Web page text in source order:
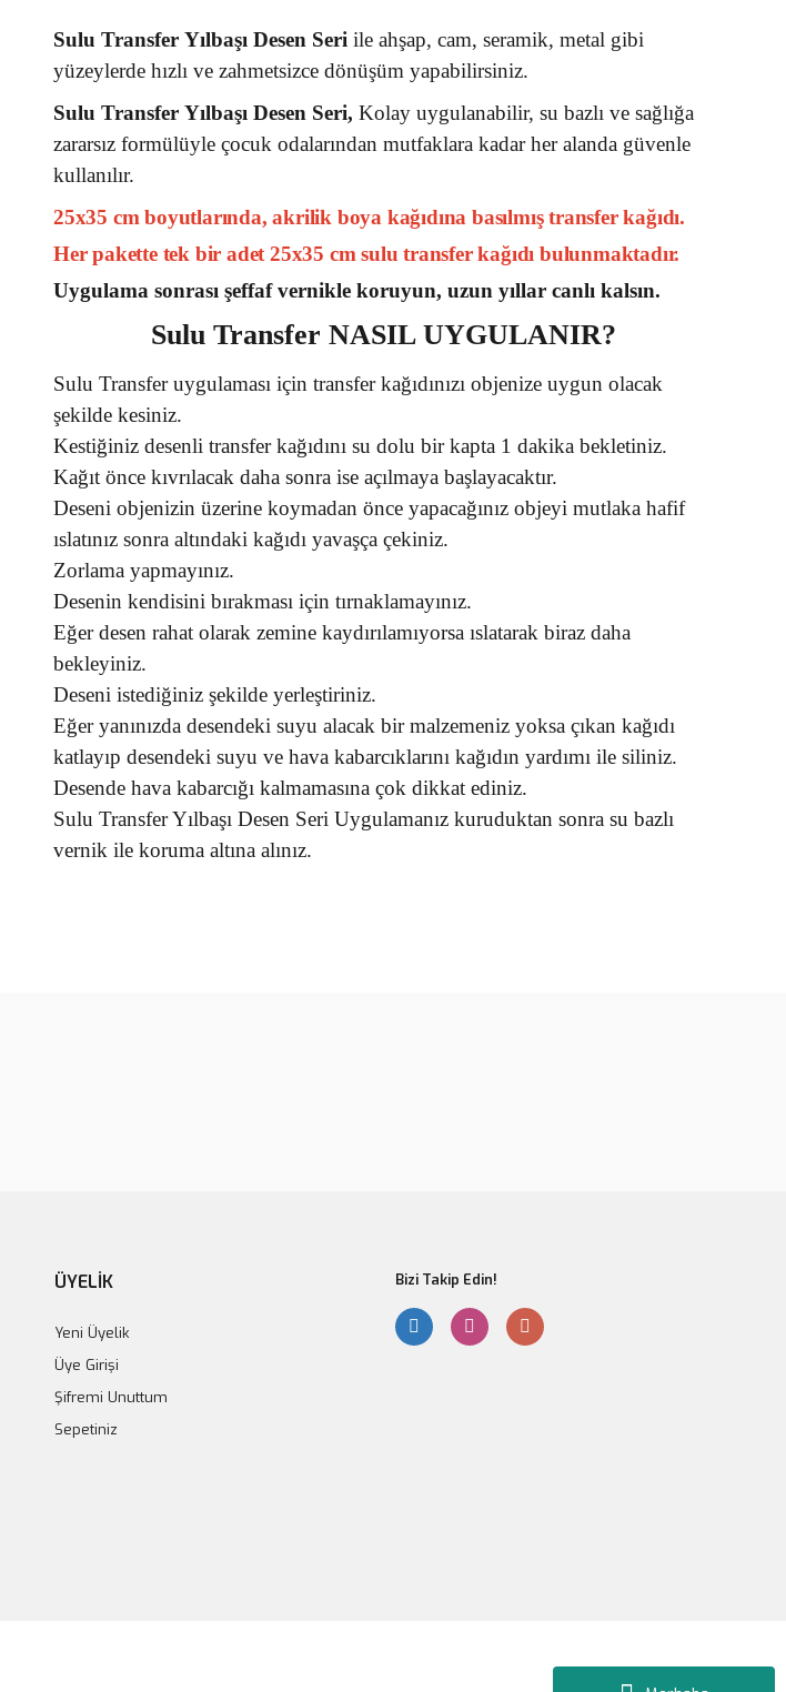
Sulu Transfer Yılbaşı Desen Seri ile ahşap, cam, seramik, metal gibi
yüzeylerde hızlı ve zahmetsizce dönüşüm yapabilirsiniz.
Sulu Transfer Yılbaşı Desen Seri, Kolay uygulanabilir, su bazlı ve sağlığa
zararsız formülüyle çocuk odalarından mutfaklara kadar her alanda güvenle
kullanılır.
25x35 cm boyutlarında, akrilik boya kağıdına basılmış transfer kağıdı.
Her pakette tek bir adet 25x35 cm sulu transfer kağıdı bulunmaktadır.
Uygulama sonrası şeffaf vernikle koruyun, uzun yıllar canlı kalsın.
Sulu Transfer NASIL UYGULANIR?
Sulu Transfer uygulaması için transfer kağıdınızı objenize uygun olacak
şekilde kesiniz.
Kestiğiniz desenli transfer kağıdını su dolu bir kapta 1 dakika bekletiniz.
Kağıt önce kıvrılacak daha sonra ise açılmaya başlayacaktır.
Deseni objenizin üzerine koymadan önce yapacağınız objeyi mutlaka hafif
ıslatınız sonra altındaki kağıdı yavaşça çekiniz.
Zorlama yapmayınız.
Desenin kendisini bırakması için tırnaklamayınız.
Eğer desen rahat olarak zemine kaydırılamıyorsa ıslatarak biraz daha
bekleyiniz.
Deseni istediğiniz şekilde yerleştiriniz.
Eğer yanınızda desendeki suyu alacak bir malzemeniz yoksa çıkan kağıdı
katlayıp desendeki suyu ve hava kabarcıklarını kağıdın yardımı ile siliniz.
Desende hava kabarcığı kalmamasına çok dikkat ediniz.
Sulu Transfer Yılbaşı Desen Seri Uygulamanız kuruduktan sonra su bazlı
vernik ile koruma altına alınız.
Gönder
ÜYELİK
Yeni Üyelik
Üye Girişi
Şifremi Unuttum
Sepetiniz
Bizi Takip Edin!